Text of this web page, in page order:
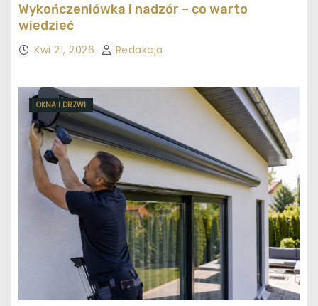
Wykończeniówka i nadzór – co warto
wiedzieć
Kwi 21, 2026 Redakcja
OKNA I DRZWI